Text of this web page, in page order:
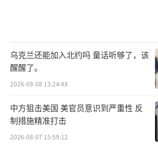
乌克兰还能加入北约吗 童话听够了，该
醒醒了。
2026-08-08 13:24:48
中方狙击美国 美官员意识到严重性 反
制措施精准打击
2026-08-07 15:59:12